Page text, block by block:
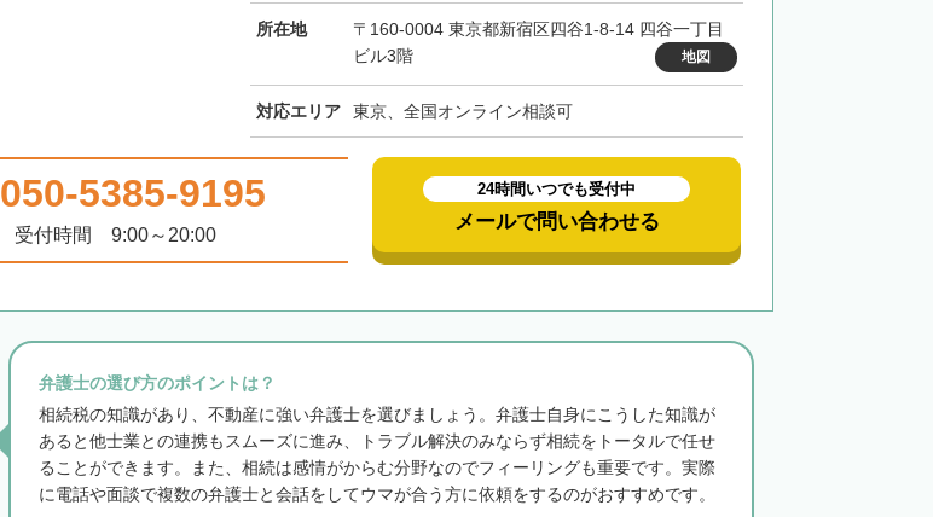
所在地
〒160-0004 東京都新宿区四谷1-8-14 四谷一丁目
ビル3階
地図
対応エリア 東京、全国オンライン相談可
050-5385-9195
受付時間 9:00～20:00
24時間いつでも受付中
メールで問い合わせる
弁護士の選び方のポイントは？
相続税の知識があり、不動産に強い弁護士を選びましょう。弁護士自身にこうした知識が
あると他士業との連携もスムーズに進み、トラブル解決のみならず相続をトータルで任せ
ることができます。また、相続は感情がからむ分野なのでフィーリングも重要です。実際
に電話や面談で複数の弁護士と会話をしてウマが合う方に依頼をするのがおすすめです。